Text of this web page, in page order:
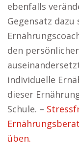
ebenfalls
Gegensatz
den
individuelle
dieser
Schule. –
üben.